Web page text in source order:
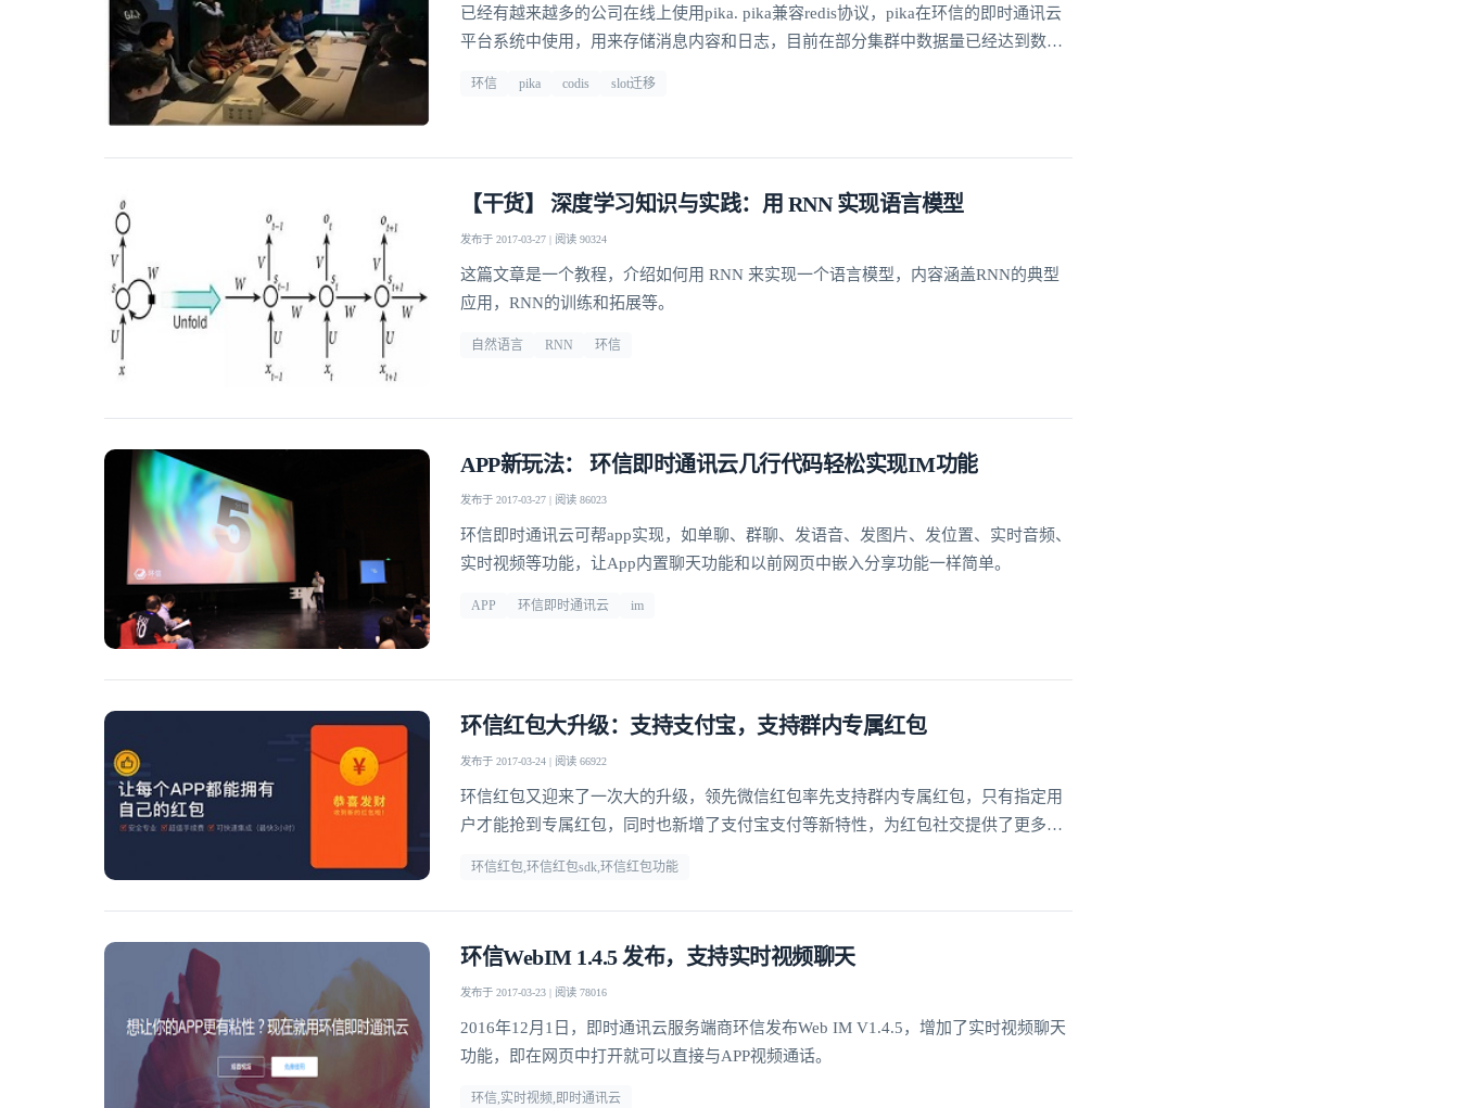
已经有越来越多的公司在线上使用pika. pika兼容redis协议，pika在环信的即时通讯云
平台系统中使用，用来存储消息内容和日志，目前在部分集群中数据量已经达到数
环信 pika codis slot迁移
【干货】 深度学习知识与实践：用 RNN 实现语言模型
发布于 2017-03-27 | 阅读 90324
这篇文章是一个教程，介绍如何用 RNN 来实现一个语言模型，内容涵盖RNN的典型
应用，RNN的训练和拓展等。
自然语言 RNN 环信
APP新玩法： 环信即时通讯云几行代码轻松实现IM功能
发布于 2017-03-27 | 阅读 86023
环信即时通讯云可帮app实现，如单聊、群聊、发语音、发图片、发位置、实时音频、
实时视频等功能，让App内置聊天功能和以前网页中嵌入分享功能一样简单。
APP 环信即时通讯云 im
环信红包大升级：支持支付宝，支持群内专属红包
发布于 2017-03-24 | 阅读 66922
环信红包又迎来了一次大的升级，领先微信红包率先支持群内专属红包，只有指定用
户才能抢到专属红包，同时也新增了支付宝支付等新特性，为红包社交提供了更多的
环信红包,环信红包sdk,环信红包功能
环信WebIM 1.4.5 发布，支持实时视频聊天
发布于 2017-03-23 | 阅读 78016
2016年12月1日，即时通讯云服务端商环信发布Web IM V1.4.5，增加了实时视频聊天
功能，即在网页中打开就可以直接与APP视频通话。
环信,实时视频,即时通讯云
我已阅读并同意
提交
不了，谢谢
登录即时通讯云